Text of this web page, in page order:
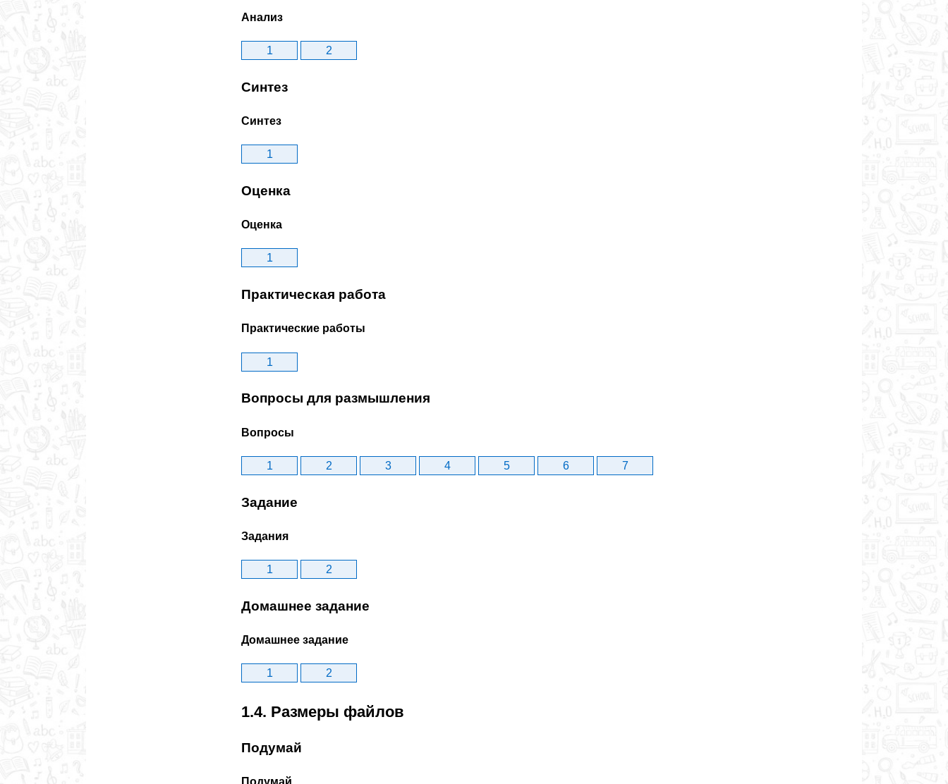
Анализ
1 2
Синтез
Синтез
1
Оценка
Оценка
1
Практическая работа
Практические работы
1
Вопросы для размышления
Вопросы
1 2 3 4 5 6 7
Задание
Задания
1 2
Домашнее задание
Домашнее задание
1 2
1.4. Размеры файлов
Подумай
Подумай